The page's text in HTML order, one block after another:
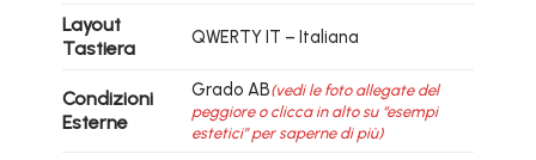
Layout
Tastiera
QWERTY IT – Italiana
Condizioni
Esterne
Grado AB(vedi le foto allegate del
peggiore o clicca in alto su “esempi
estetici” per saperne di più)